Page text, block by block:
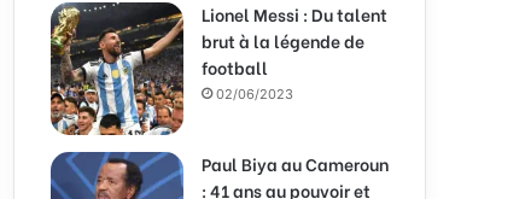
Lionel Messi : Du talent
brut à la légende de
football
02/06/2023
Paul Biya au Cameroun
: 41 ans au pouvoir et